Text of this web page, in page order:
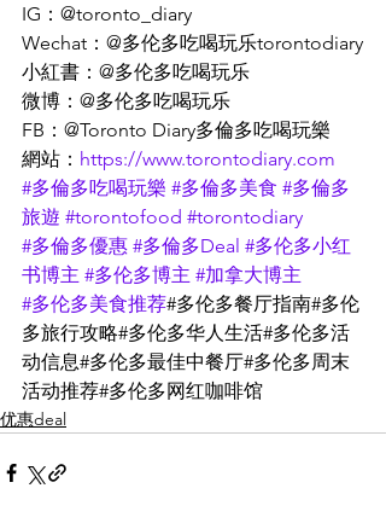
IG：@toronto_diary
Wechat：@多伦多吃喝玩乐torontodiary
小紅書：@多伦多吃喝玩乐
微博：@多伦多吃喝玩乐
FB：@Toronto Diary多倫多吃喝玩樂
網站： https://www.torontodiary.com
#多倫多吃喝玩樂 #多倫多美食 #多倫多
旅遊 #torontofood #torontodiary
#多倫多優惠 #多倫多Deal #多伦多小红
书博主 #多伦多博主 #加拿大博主
#多伦多美食推荐#多伦多餐厅指南#多伦
多旅行攻略#多伦多华人生活#多伦多活
动信息#多伦多最佳中餐厅#多伦多周末
活动推荐#多伦多网红咖啡馆
优惠deal